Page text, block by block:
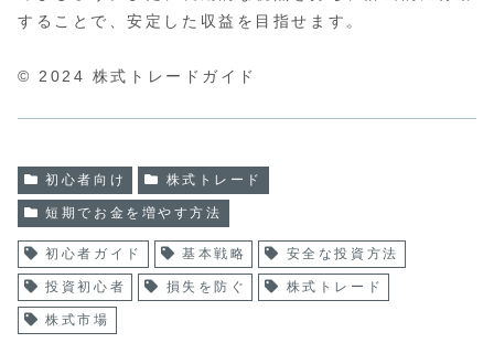
することで、安定した収益を目指せます。
© 2024 株式トレードガイド
初心者向け 株式トレード
短期でお金を増やす方法
初心者ガイド 基本戦略 安全な投資方法
投資初心者 損失を防ぐ 株式トレード
株式市場